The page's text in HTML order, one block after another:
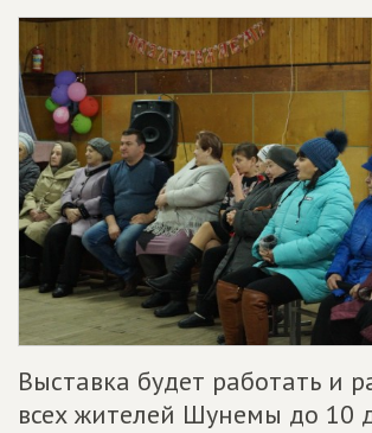
Выставка будет работать и
всех жителей Шунемы до 10